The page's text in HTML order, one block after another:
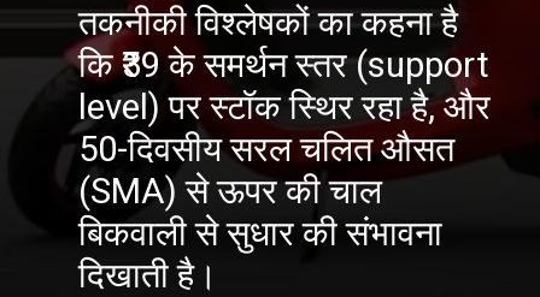
तकनीकी विश्लेषकों का कहना है
कि ₹39 के समर्थन स्तर (support
level) पर स्टॉक स्थिर रहा है, और
50-दिवसीय सरल चलित औसत
(SMA) से ऊपर की चाल
बिकवाली से सुधार की संभावना
दिखाती है।